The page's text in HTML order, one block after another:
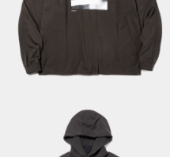
Abstract
Photograph L/S
Tee/Off Black A